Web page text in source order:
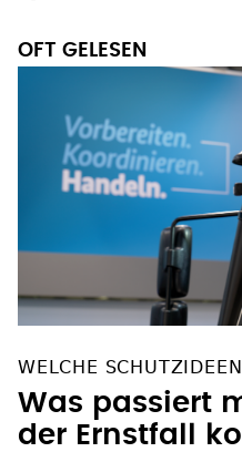
OFT GELESEN
WELCHE
Was passiert
der Ernstfall